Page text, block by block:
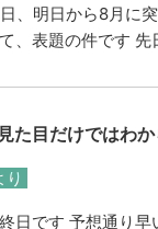
、明日から8月に
、表題の件です
た目だけではわ
り
日です 予想通り早